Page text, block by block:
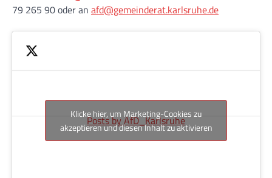
79 265 90 oder an afd@gemeinderat.karlsruhe.de
Posts by AfD_Karlsruhe
Klicke hier, um Marketing-Cookies zu
akzeptieren und diesen Inhalt zu aktivieren